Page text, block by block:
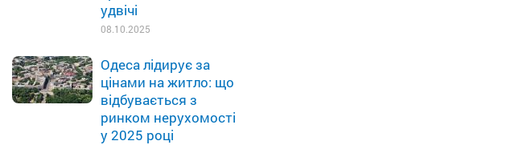
удвічі
08.10.2025
Одеса лідирує за
цінами на житло: що
відбувається з
ринком нерухомості
у 2025 році